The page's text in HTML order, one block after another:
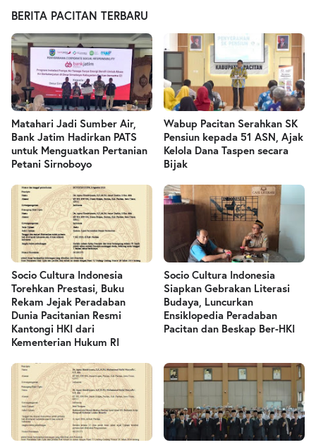
BERITA PACITAN TERBARU
Matahari Jadi Sumber Air,
Bank Jatim Hadirkan PATS
untuk Menguatkan Pertanian
Petani Sirnoboyo
Wabup Pacitan Serahkan SK
Pensiun kepada 51 ASN, Ajak
Kelola Dana Taspen secara
Bijak
Socio Cultura Indonesia
Torehkan Prestasi, Buku
Rekam Jejak Peradaban
Dunia Pacitanian Resmi
Kantongi HKI dari
Kementerian Hukum RI
Socio Cultura Indonesia
Siapkan Gebrakan Literasi
Budaya, Luncurkan
Ensiklopedia Peradaban
Pacitan dan Beskap Ber-HKI